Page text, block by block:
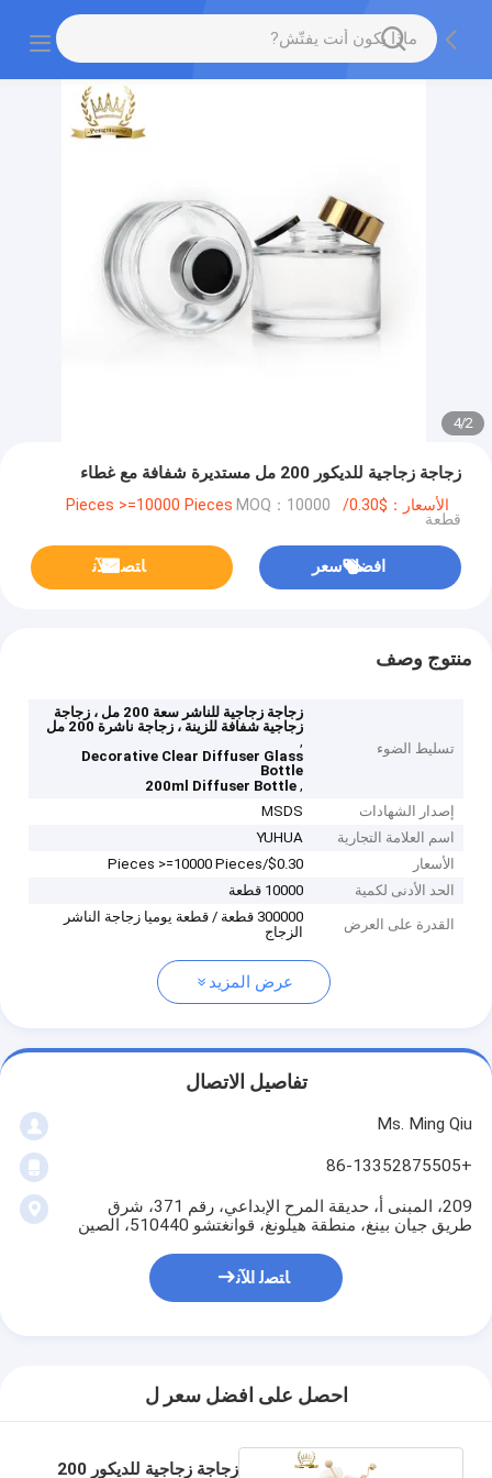
2
/
4
زجاجة زجاجية للديكور 200 مل مستديرة شفافة مع غطاء
الأسعار：$0.30/Pieces >=10000 Pieces MOQ：10000
قطعة
افضل سعر ﺎﺘﺼﻟ ﺍﻶﻧ
منتوج وصف
تسليط الضوء
زجاجة زجاجية للناشر سعة 200 مل ، زجاجة
زجاجية شفافة للزينة ، زجاجة ناشرة 200 مل
,
Decorative Clear Diffuser Glass
Bottle
,
200ml Diffuser Bottle
إصدار الشهادات
MSDS
اسم العلامة التجارية
YUHUA
الأسعار
$0.30/Pieces >=10000 Pieces
الحد الأدنى لكمية
10000 قطعة
القدرة على العرض
300000 قطعة / قطعة يوميا زجاجة الناشر
الزجاج
عرض المزيد
تفاصيل الاتصال
Ms. Ming Qiu
+86-13352875505
209، المبنى أ، حديقة المرح الإبداعي، رقم 371، شرق
طريق جيان بينغ، منطقة هيلونغ، قوانغتشو 510440، الصين
ﺎﺘﺼﻟ ﺍﻶﻧ
احصل على افضل سعر ل
زجاجة زجاجية للديكور 200